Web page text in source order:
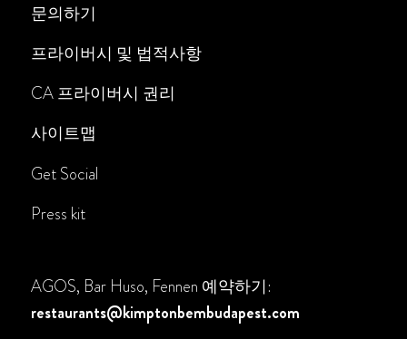
문의하기
프라이버시 및 법적사항
CA 프라이버시 권리
사이트맵
Get Social
Press kit
AGOS, Bar Huso, Fennen 예약하기:
restaurants@kimptonbembudapest.com